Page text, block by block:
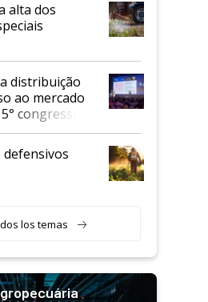
alta dos
distribuição
ao mercado
congresso
los temas